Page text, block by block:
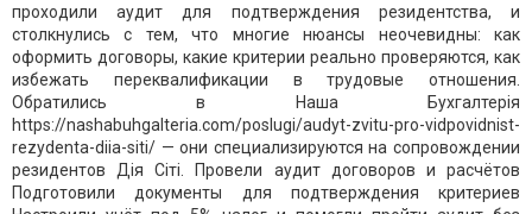
проходили аудит для подтверждения резидентства, и
столкнулись с тем, что многие нюансы неочевидны: как
оформить договоры, какие критерии реально проверяются, как
избежать переквалификации в трудовые отношения.
Обратились в Наша Бухгалтерія
https://nashabuhgalteria.com/poslugi/audyt-zvitu-pro-vidpovidnist-
rezydenta-diia-siti/ — они специализируются на сопровождении
резидентов Дія Сіті. Провели аудит договоров и расчётов
Подготовили документы для подтверждения критериев